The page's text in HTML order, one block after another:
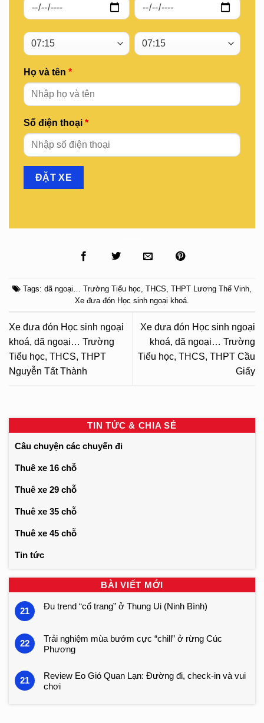
Họ và tên *
Số điện thoại *
Tags: dã ngoại… Trường Tiểu học THCS THPT Lương Thế Vinh
Xe đưa đón Học sinh ngoại khoá
Xe đưa đón Học sinh ngoại
khoá, dã ngoại… Trường
Tiểu học, THCS, THPT
Nguyễn Tất Thành
Xe đưa đón Học sinh ngoại
khoá, dã ngoại… Trường
Tiểu học, THCS, THPT Cầu
Giấy
TIN TỨC & CHIA SẺ
Câu chuyện các chuyến đi
Thuê xe 16 chỗ
Thuê xe 29 chỗ
Thuê xe 35 chỗ
Thuê xe 45 chỗ
Tin tức
BÀI VIẾT MỚI
21 Đu trend “cổ trang” ở Thung Ui (Ninh Bình)
22
Trải nghiệm mùa bướm cực “chill” ở rừng Cúc
Phương
21
Review Eo Gió Quan Lạn: Đường đi, check-in và vui
chơi